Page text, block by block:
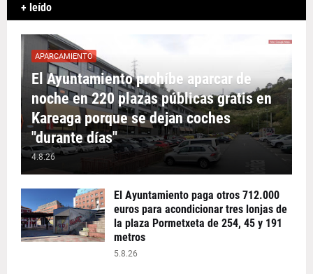
+ leído
APARCAMIENTO
El Ayuntamiento prohíbe aparcar de
noche en 220 plazas públicas gratis en
Kareaga porque se dejan coches
"durante días"
4.8.26
El Ayuntamiento paga otros 712.000
euros para acondicionar tres lonjas de
la plaza Pormetxeta de 254, 45 y 191
metros
5.8.26